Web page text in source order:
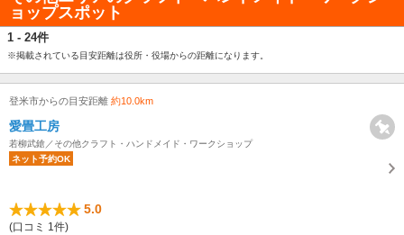
ョップスポット
1 - 24件
※掲載されている目安距離は役所・役場からの距離になります。
登米市からの目安距離 約10.0km
愛畳工房
若柳武鎗／その他クラフト・ハンドメイド・ワークショップ
ネット予約OK
5.0
(口コミ 1件)